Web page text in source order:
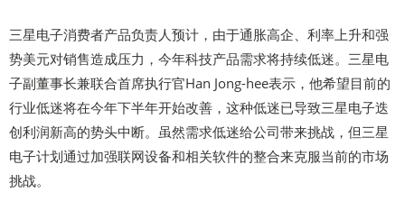
三星电子消费者产品负责人预计，由于通胀高企、利率上升和强
势美元对销售造成压力，今年科技产品需求将持续低迷。三星电
子副董事长兼联合首席执行官Han Jong-hee表示，他希望目前的
行业低迷将在今年下半年开始改善，这种低迷已导致三星电子迭
创利润新高的势头中断。虽然需求低迷给公司带来挑战，但三星
电子计划通过加强联网设备和相关软件的整合来克服当前的市场
挑战。